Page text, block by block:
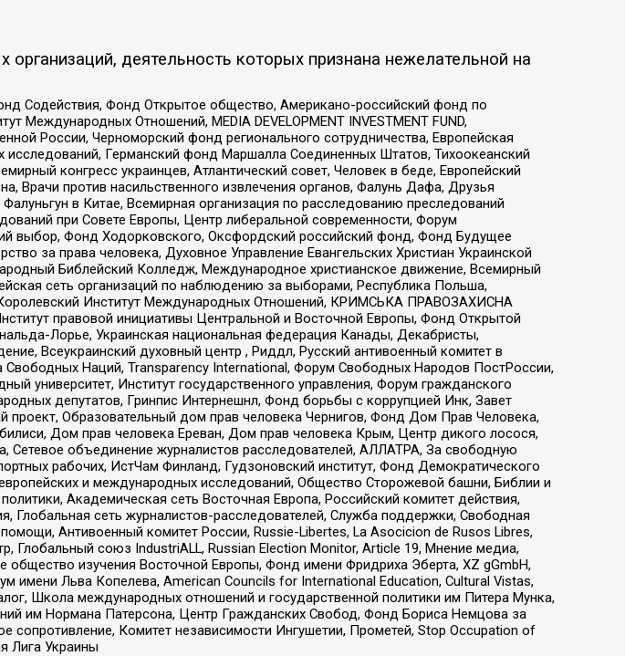
деятельность которых признана нежелательной на
Содействия, Фонд Открытое общество, Американо-российский фонд по
Отношений, MEDIA DEVELOPMENT INVESTMENT FUND,
России, Черноморский фонд регионального сотрудничества, Европейская
Германский фонд Маршалла Соединенных Штатов, Тихоокеанский
конгресс украинцев, Атлантический совет, Человек в беде, Европейский
против насильственного извлечения органов, Фалунь Дафа, Друзья
в Китае, Всемирная организация по расследованию преследований
при Совете Европы, Центр либеральной современности, Форум
выбор, Фонд Ходорковского, Оксфордский российский фонд, Фонд Будущее
за права человека, Духовное Управление Евангельских Христиан Украинской
Библейский Колледж, Международное христианское движение, Всемирный
сеть организаций по наблюдению за выборами, Республика Польша,
Институт Международных Отношений, КРИМСЬКА ПРАВОЗАХИСНА
правовой инициативы Центральной и Восточной Европы, Фонд Открытой
Лорье, Украинская национальная федерация Канады, Декабристы,
Всеукраинский духовный центр , Риддл, Русский антивоенный комитет в
Наций, Transparеncy International, Форум Свободных Народов ПостРоссии,
университет, Институт государственного управления, Форум гражданского
депутатов, Гринпис Интернешнл, Фонд борьбы с коррупцией Инк, Завет
проект, Образовательный дом прав человека Чернигов, Фонд Дом Прав Человека,
Дом прав человека Ереван, Дом прав человека Крым, Центр дикого лосося,
объединение журналистов расследователей, АЛЛАТРА, За свободную
рабочих, ИстЧам Финланд, Гудзоновский институт, Фонд Демократического
и международных исследований, Общество Сторожевой башни, Библии и
Академическая сеть Восточная Европа, Российский комитет действия,
сеть журналистов-расследователей, Служба поддержки, Свободная
Антивоенный комитет России, Russie-Libertes, La Asocicion de Rusos Libres,
Глобальный союз IndustriALL, Russian Election Monitor, Article 19, Мнение медиа,
изучения Восточной Европы, Фонд имени Фридриха Эберта, XZ gGmbH,
Льва Копелева, American Councils for International Education, Cultural Vistas,
Школа международных отношений и государственной политики им Питера Мунка,
им Нормана Патерсона, Центр Гражданских Свобод, Фонд Бориса Немцова за
Комитет независимости Ингушетии, Прометей, Stop Occupation of
Лига Украины